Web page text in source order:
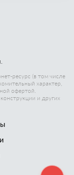
ресурс (в том числе
характер,
офертой.
и других